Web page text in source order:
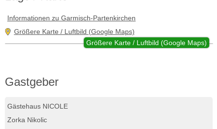
Informationen zu Garmisch-Partenkirchen
Größere Karte / Luftbild (Google Maps)
Größere Karte / Luftbild (Google Maps)
Gastgeber
Gästehaus NICOLE
Zorka Nikolic